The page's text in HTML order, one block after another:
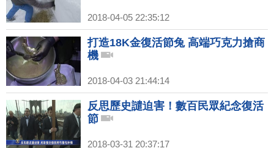
2018-04-05 22:35:12
打造18K金復活節兔 高端巧克力搶商
機
2018-04-03 21:44:14
反思歷史譴迫害！數百民眾紀念復活
節
2018-03-31 20:37:17